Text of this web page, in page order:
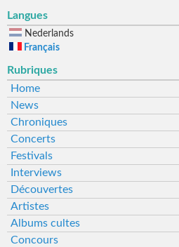
Langues
Nederlands
Français
Rubriques
Home
News
Chroniques
Concerts
Festivals
Interviews
Découvertes
Artistes
Albums cultes
Concours